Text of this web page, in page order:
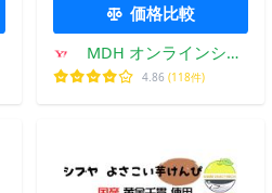
価格比較
MDH オンラインショ
ップ
4.86 (118件)